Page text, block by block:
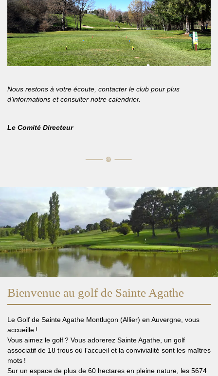
Nous restons à votre écoute, contacter le club pour plus
d’informations et consulter notre calendrier.
Le Comité Directeur
Bienvenue au golf de Sainte Agathe
Le Golf de Sainte Agathe Montluçon (Allier) en Auvergne, vous
accueille !
Vous aimez le golf ? Vous adorerez Sainte Agathe, un golf
associatif de 18 trous où l’accueil et la convivialité sont les maîtres
mots !
Sur un espace de plus de 60 hectares en pleine nature, les 5674